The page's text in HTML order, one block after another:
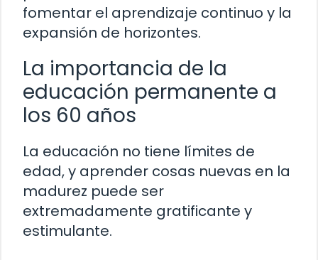
fomentar el aprendizaje continuo y la
expansión de horizontes.
La importancia de la
educación permanente a
los 60 años
La educación no tiene límites de
edad, y aprender cosas nuevas en la
madurez puede ser
extremadamente gratificante y
estimulante.